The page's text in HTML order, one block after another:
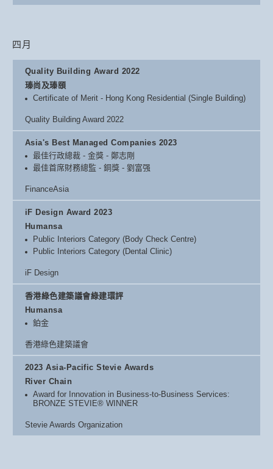
四月
Quality Building Award 2022
瑧尚及瑧頤
Certificate of Merit - Hong Kong Residential (Single Building)
Quality Building Award 2022
Asia's Best Managed Companies 2023
最佳行政總裁 - 金獎 - 鄭志剛
最佳首席財務總監 - 銅獎 - 劉富强
FinanceAsia
iF Design Award 2023
Humansa
Public Interiors Category (Body Check Centre)
Public Interiors Category (Dental Clinic)
iF Design
香港綠色建築議會綠建環評
Humansa
鉑金
香港綠色建築議會
2023 Asia-Pacific Stevie Awards
River Chain
Award for Innovation in Business-to-Business Services:
BRONZE STEVIE® WINNER
Stevie Awards Organization